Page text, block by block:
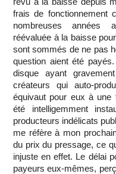
frais de fonctionnement
nombreuses années
réévaluée à la baisse
sont sommés de ne pas
question aient été
disque ayant
créateurs qui auto-
équivaut pour eux à une
été intelligemment
producteurs indélicats
me réfère à mon
du prix du pressage, ce
injuste en effet. Le délai
payeurs eux-mêmes,